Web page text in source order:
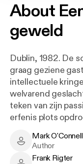
About
geweld
Dublin, 1982. De
graag geziene
intellectuele
welvarend
teken van zijn
erfenis plots
mensen
MacArthur zijn
Mark O'Connell -
Mark O'Connell
Author
Frank Rigter